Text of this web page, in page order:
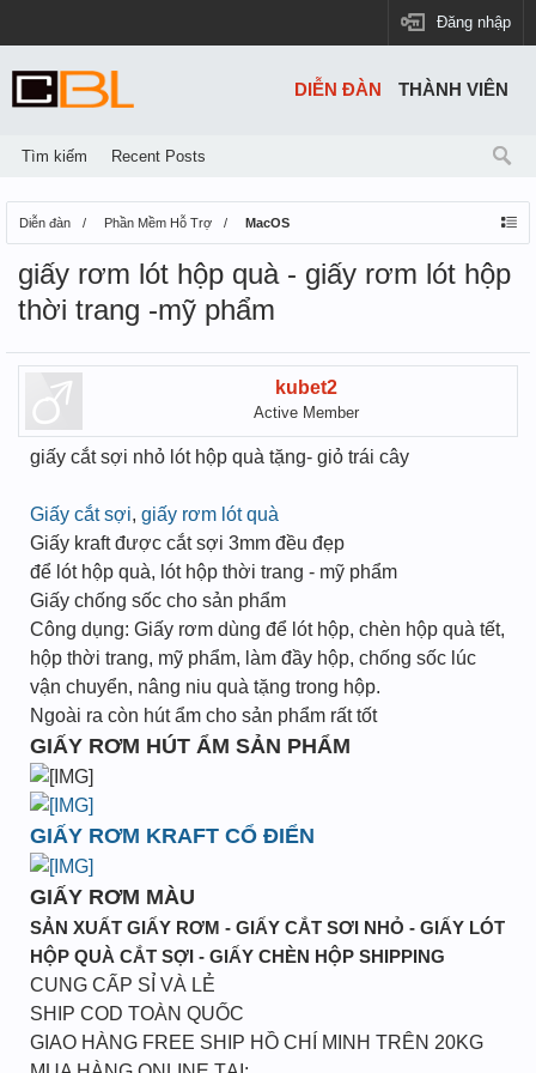
Đăng nhập
Diễn đàn Phần Mềm Hỗ Trợ MacOS
giấy rơm lót hộp quà - giấy rơm lót hộp
thời trang -mỹ phẩm
kubet2
Active Member
giấy cắt sợi nhỏ lót hộp quà tặng- giỏ trái cây
Giấy cắt sợi, giấy rơm lót quà
Giấy kraft được cắt sợi 3mm đều đẹp
để lót hộp quà, lót hộp thời trang - mỹ phẩm
Giấy chống sốc cho sản phẩm
Công dụng: Giấy rơm dùng để lót hộp, chèn hộp quà tết,
hộp thời trang, mỹ phẩm, làm đầy hộp, chống sốc lúc
vận chuyển, nâng niu quà tặng trong hộp.
Ngoài ra còn hút ẩm cho sản phẩm rất tốt
GIẤY RƠM HÚT ẨM SẢN PHẨM
GIẤY RƠM KRAFT CỔ ĐIỂN
GIẤY RƠM MÀU
SẢN XUẤT GIẤY RƠM - GIẤY CẮT SƠI NHỎ - GIẤY LÓT
HỘP QUÀ CẮT SỢI - GIẤY CHÈN HỘP SHIPPING
CUNG CẤP SỈ VÀ LẺ
SHIP COD TOÀN QUỐC
GIAO HÀNG FREE SHIP HỒ CHÍ MINH TRÊN 20KG
DIỄN ĐÀN
Tìm kiếm Recent Posts
THÀNH VIÊN